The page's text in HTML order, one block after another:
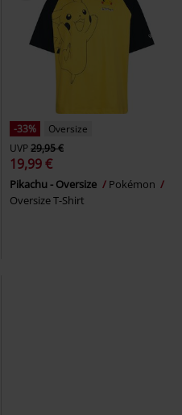
-33%
Oversize
UVP29,95 €
19,99 €
Pikachu - Oversize
Pokémon
Oversize T-Shirt